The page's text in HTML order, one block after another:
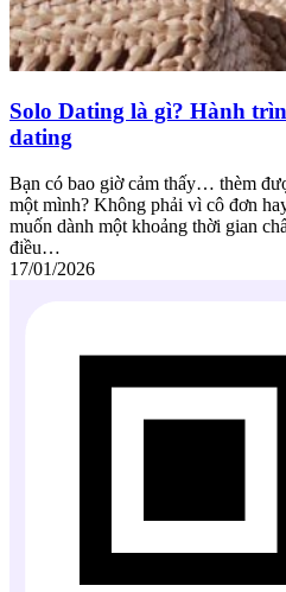
Solo Dating là gì? Hành
dating
Bạn có bao giờ cảm thấy… thèm
một mình? Không phải vì cô đơn
muốn dành một khoảng thời gian
điều…
17/01/2026